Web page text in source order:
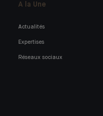
A la Une
Actualités
Expertises
Réseaux sociaux